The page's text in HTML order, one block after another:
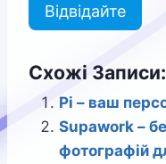
Відвідайте
Схожі Записи:
Pi – ваш
Supawork –
фотографій